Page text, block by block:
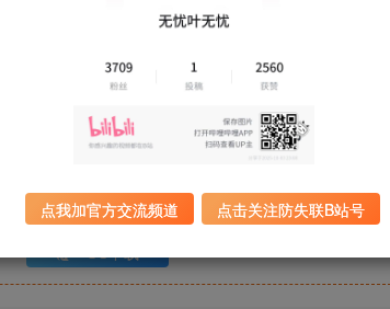
迅雷下载 全站统一解压密码：sygu.cc
UC下载
点我加官方交流频道 点击关注防失联B站号